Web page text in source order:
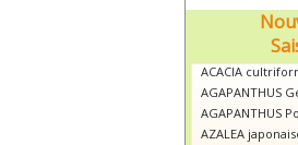
ACACIA
AGAPANTHUS
AGAPANTHUS
AZALEA